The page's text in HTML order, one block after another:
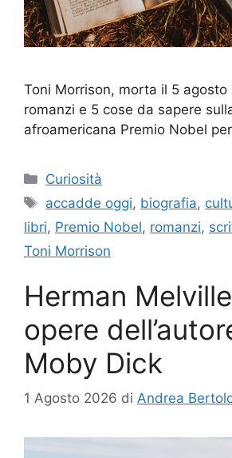
Toni Morrison, morta il 5 agosto
romanzi e 5 cose da sapere
afroamericana Premio Nobel
Categorie
Curiosità
Tag
accadde oggi, biografia,
libri, Premio Nobel, romanzi,
Toni Morrison
Herman
opere
Moby Dick
1 Agosto 2026 di Andrea